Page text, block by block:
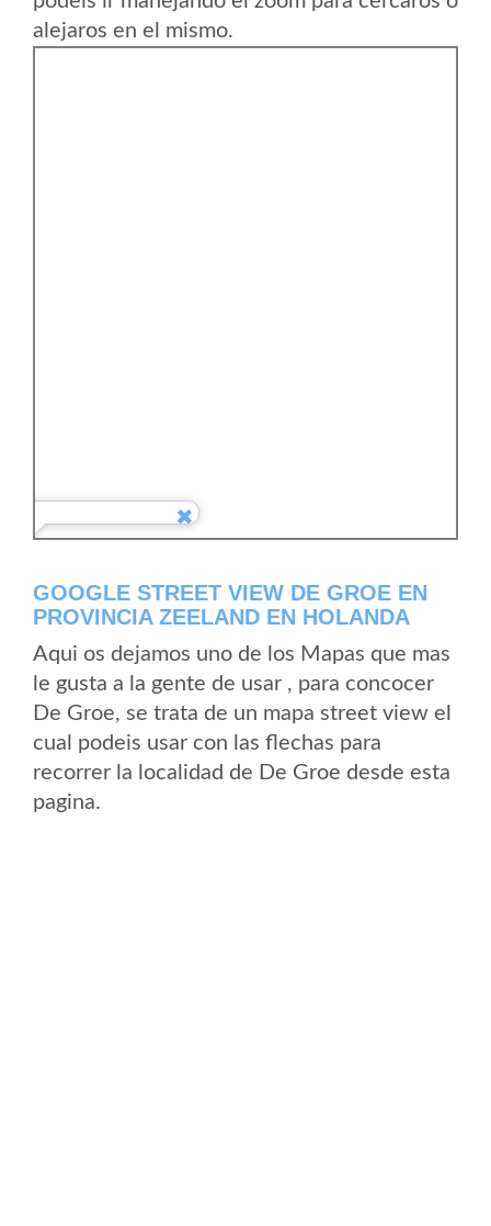
alejaros en el mismo.
GOOGLE STREET VIEW DE GROE EN
PROVINCIA ZEELAND EN HOLANDA
Aqui os dejamos uno de los Mapas que mas
le gusta a la gente de usar , para concocer
De Groe, se trata de un mapa street view el
cual podeis usar con las flechas para
recorrer la localidad de De Groe desde esta
pagina.